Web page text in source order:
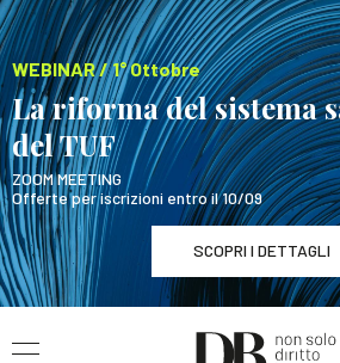
WEBINAR / 1° Ottobre
La riforma del sistema
del TUF
ZOOM MEETING
Offerte per iscrizioni entro il 10/09
SCOPRI I DETTAGLI
WEBINAR / 1° Ottobre